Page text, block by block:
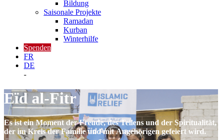
Bildung
Saisonale Projekte
Ramadan
Kurban
Winterhilfe
Spenden
FR
DE
-
Eïd al-Fitr
Es ist ein Moment der Freude, des Teilens und der Spiritualität,
der im Kreis der Familie und mit Angehörigen gefeiert wird.